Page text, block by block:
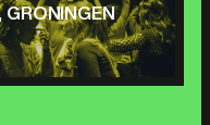
GRONINGEN